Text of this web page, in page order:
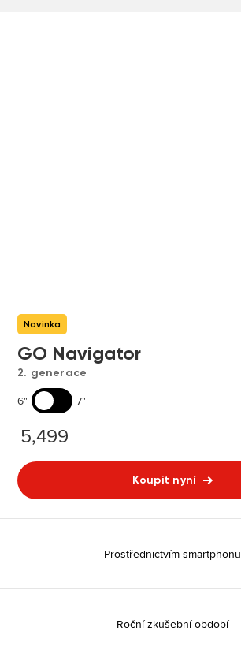
Novinka
GO Navigator
2. generace
6" 7"
5,499
Koupit nyní
Prostřednictvím smartphonu
Roční zkušební období